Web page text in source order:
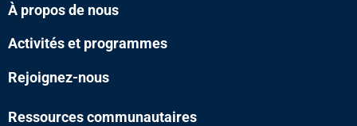
À propos de nous
Activités et programmes
Rejoignez-nous
Ressources communautaires